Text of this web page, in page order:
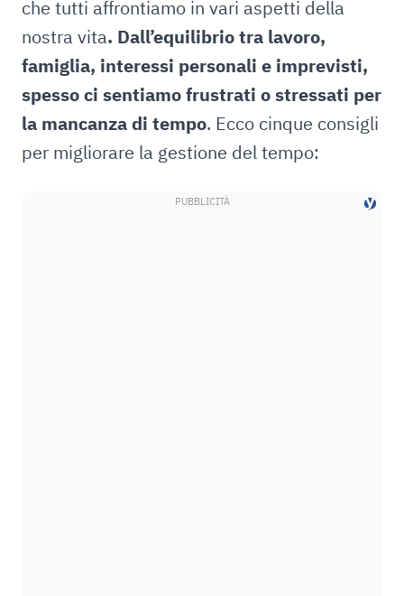
che tutti affrontiamo in vari aspetti della
nostra vita. Dall’equilibrio tra lavoro,
famiglia, interessi personali e imprevisti,
spesso ci sentiamo frustrati o stressati per
la mancanza di tempo. Ecco cinque consigli
per migliorare la gestione del tempo: